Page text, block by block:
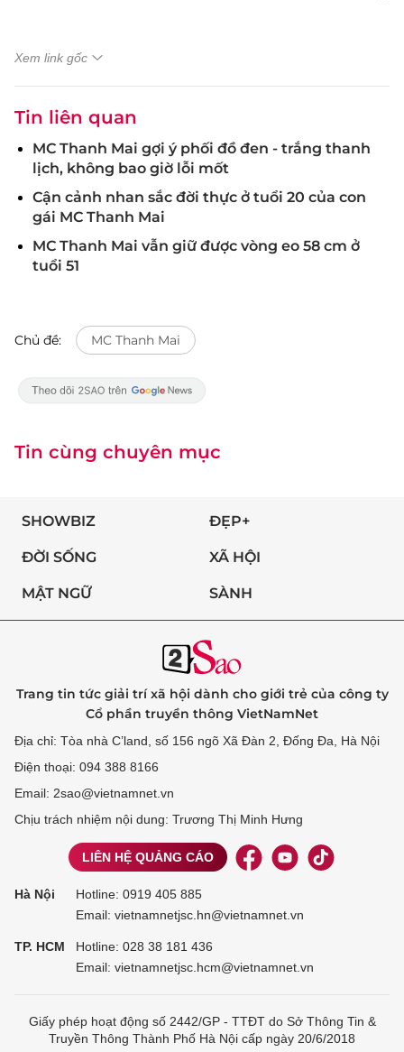
Xem link gốc
Tin liên quan
MC Thanh Mai gợi ý phối đồ đen - trắng thanh
lịch, không bao giờ lỗi mốt
Cận cảnh nhan sắc đời thực ở tuổi 20 của con
gái MC Thanh Mai
MC Thanh Mai vẫn giữ được vòng eo 58 cm ở
tuổi 51
Chủ đề: MC Thanh Mai
Tin cùng chuyên mục
SHOWBIZ ĐẸP+
ĐỜI SỐNG XÃ HỘI
MẬT NGỮ SÀNH
Trang tin tức giải trí xã hội dành cho giới trẻ của công ty
Cổ phần truyền thông VietNamNet
Địa chỉ: Tòa nhà C’land, số 156 ngõ Xã Đàn 2, Đống Đa, Hà Nội
Điện thoại: 094 388 8166
Email: 2sao@vietnamnet.vn
Chịu trách nhiệm nội dung: Trương Thị Minh Hưng
LIÊN HỆ QUẢNG CÁO
Hà Nội Hotline: 0919 405 885
Email: vietnamnetjsc.hn@vietnamnet.vn
TP. HCM Hotline: 028 38 181 436
Email: vietnamnetjsc.hcm@vietnamnet.vn
Giấy phép hoạt động số 2442/GP - TTĐT do Sở Thông Tin &
Truyền Thông Thành Phố Hà Nội cấp ngày 20/6/2018